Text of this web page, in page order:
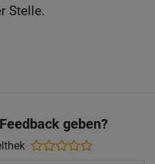
Stelle.
geben?